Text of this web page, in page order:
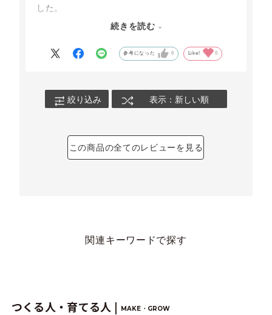
した。
結果、「生産者さんの想いが詰まった品々で、と
幸せが巡るような、素敵なギフトに感謝いたしま
続きを読む
参考になった 0 Like! 0
絞り込み 表示：新しい順
この商品の全てのレビューを見る
関連キーワードで探す
つくる人・育てる人 | MAKE・GROW